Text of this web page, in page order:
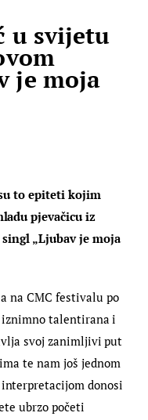
u svijetu
je moja
to epiteti kojim
pjevačicu iz
„Ljubav je moja
na CMC festivalu po
iznimno talentirana i
svoj zanimljivi put
te nam još jednom
donosi
ubrzo početi